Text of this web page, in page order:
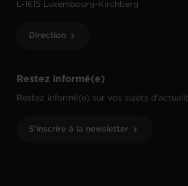
Restez informé(e)
Restez informé(e) sur vos sujets
S'inscrire à la newsletter
L-1615 Luxembourg-Kirchberg
Direction